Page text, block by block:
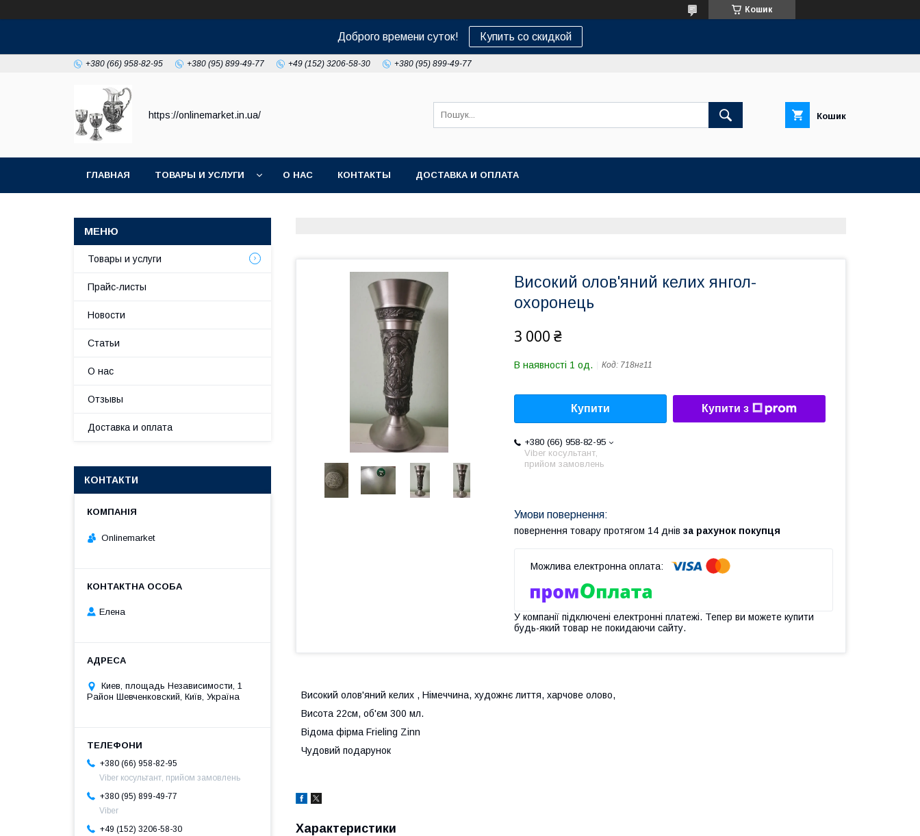
Кошик
Доброго времени суток! Купить со скидкой
+380 (66) 958-82-95 +380 (95) 899-49-77 +49 (152) 3206-58-30 +380 (95) 899-49-77
https://onlinemarket.in.ua/ Кошик
ГЛАВНАЯ ТОВАРЫ И УСЛУГИ О НАС КОНТАКТЫ ДОСТАВКА И ОПЛАТА
Високий олов'яний келих янгол-
охоронець
3 000 ₴
В наявності 1 од. Код: 718нг11
Купити Купити з
+380 (66) 958-82-95
Viber косультант,
прийом замовлень
повернення товару протягом 14 днів за рахунок покупця
У компанії підключені електронні платежі. Тепер ви можете купити
будь-який товар не покидаючи сайту.
Високий олов'яний келих , Німеччина, художнє лиття, харчове олово,
Висота 22см, об'єм 300 мл.
Відома фірма Frieling Zinn
Чудовий подарунок
Характеристики
Товары и услуги
Прайс-листы
Новости
Статьи
О нас
Отзывы
Доставка и оплата
КОНТАКТИ
Onlinemarket
Елена
Киев, площадь Независимости, 1
Район Шевченковский, Київ, Україна
+380 (66) 958-82-95
Viber косультант, прийом замовлень
+380 (95) 899-49-77
Viber
+49 (152) 3206-58-30